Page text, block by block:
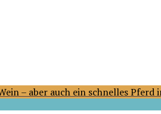
– aber auch ein schnelles Pferd